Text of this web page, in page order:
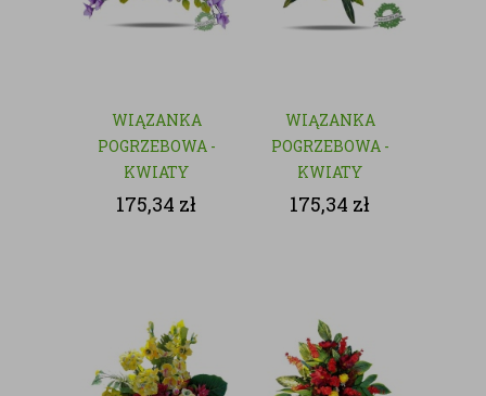
WIĄZANKA
POGRZEBOWA -
KWIATY
SZTUCZNE
175,34 zł
WIĄZANKA
POGRZEBOWA -
KWIATY
SZTUCZNE
175,34 zł